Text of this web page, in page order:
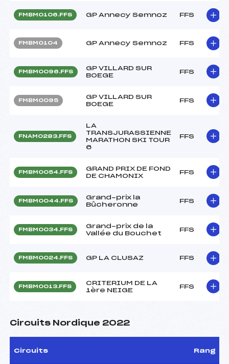
FMBM0106.FFS GP Annecy Semnoz FFS
FMBM0104 GP Annecy Semnoz FFS
FMBM0096.FFS
GP VILLARD SUR
BOEGE
FFS
FMBM0095
GP VILLARD SUR
BOEGE
FFS
FNAM0283.FFS
LA
TRANSJURASSIENNE
MARATHON SKI TOUR
6
FFS
FMBM0054.FFS
GRAND PRIX DE FOND
DE CHAMONIX
FFS
FMBM0044.FFS
Grand-prix la
Bûcheronne
FFS
FMBM0034.FFS
Grand-prix de la
Vallée du Bouchet
FFS
FMBM0024.FFS GP LA CLUSAZ FFS
FMBM0013.FFS
CRITERIUM DE LA
1ère NEIGE
FFS
Circuits Nordique 2022
Circuits Rang